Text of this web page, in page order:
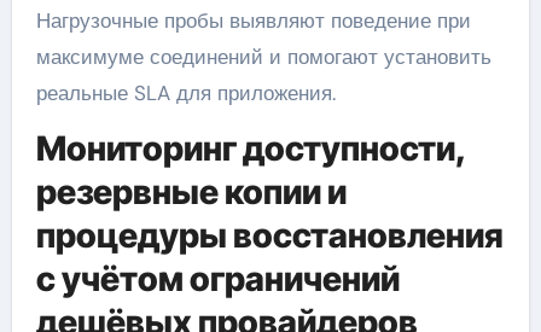
Нагрузочные пробы выявляют поведение при
максимуме соединений и помогают установить
реальные SLA для приложения.
Мониторинг доступности,
резервные копии и
процедуры восстановления
с учётом ограничений
дешёвых провайдеров